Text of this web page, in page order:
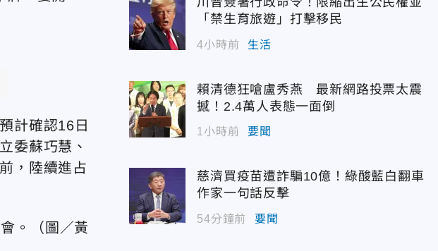
計確認16日
委蘇巧慧、
，陸續進占
「禁生育旅遊」打擊移民
4小時前 生活
賴清德狂嗆盧秀燕 最新網路投票太震
撼！2.4萬人表態一面倒
1小時前 要聞
慈濟買疫苗遭詐騙10億！綠酸藍白翻車
作家一句話反擊
54分鐘前 要聞